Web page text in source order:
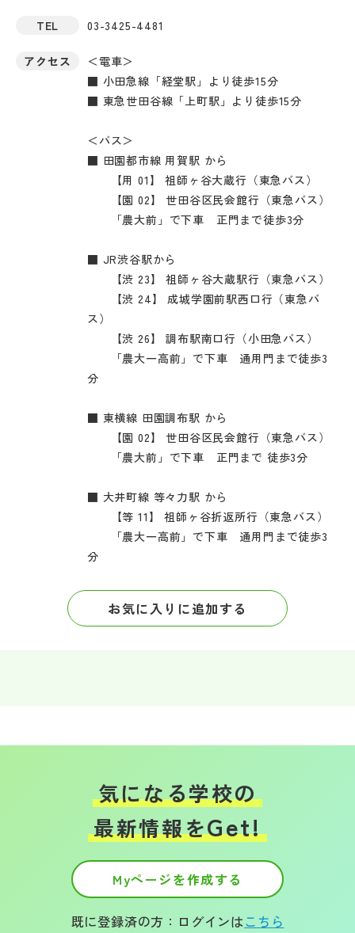
TEL 03-3425-4481
アクセス
＜電車＞
■ 小田急線「経堂駅」より徒歩15分
■ 東急世田谷線「上町駅」より徒歩15分
＜バス＞
■ 田園都市線 用賀駅 から
【用 01】 祖師ヶ谷大蔵行（東急バス）
【園 02】 世田谷区民会館行（東急バス）
「農大前」で下車 正門まで徒歩3分
■ JR渋谷駅から
【渋 23】 祖師ヶ谷大蔵駅行（東急バス）
【渋 24】 成城学園前駅西口行（東急バ
ス）
【渋 26】 調布駅南口行（小田急バス）
「農大一高前」で下車 通用門まで徒歩3
分
■ 東横線 田園調布駅 から
【園 02】 世田谷区民会館行（東急バス）
「農大前」で下車 正門まで 徒歩3分
■ 大井町線 等々力駅 から
【等 11】 祖師ヶ谷折返所行（東急バス）
「農大一高前」で下車 通用門まで徒歩3
分
お気に入りに追加する
気になる学校の
最新情報をGet!
Myページを作成する
既に登録済の方：ログインはこちら